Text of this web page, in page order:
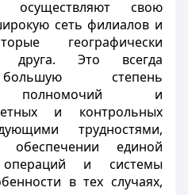
свою
сеть филиалов и
географически
Это всегда
степень
полномочий и
и контрольных
трудностями,
единой
и системы
в тех случаях,